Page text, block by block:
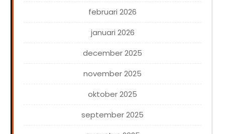
februari 2026
januari 2026
december 2025
november 2025
oktober 2025
september 2025